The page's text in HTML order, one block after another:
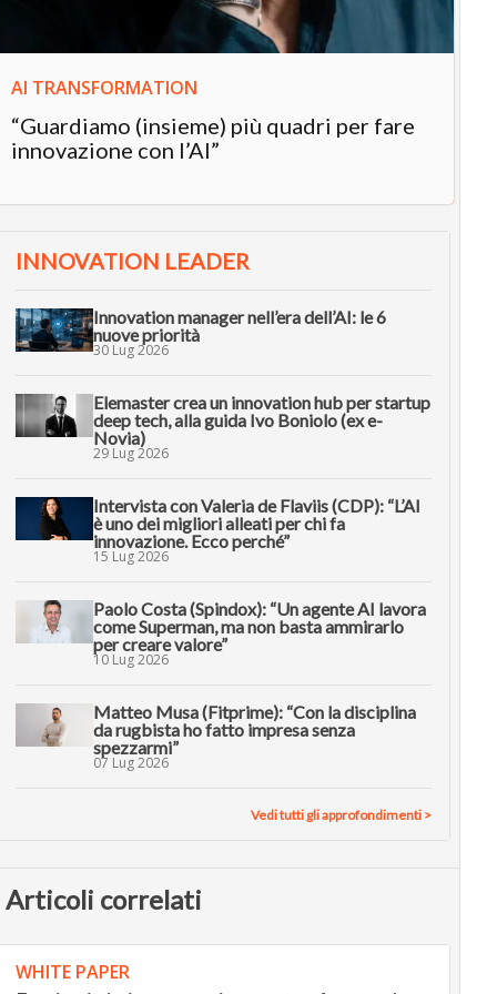
AI TRANSFORMATION
“Guardiamo (insieme) più quadri per fare
innovazione con l’AI”
INNOVATION LEADER
Innovation manager nell’era dell’AI: le 6
nuove priorità
30 Lug 2026
Elemaster crea un innovation hub per startup
deep tech, alla guida Ivo Boniolo (ex e-
Novia)
29 Lug 2026
Intervista con Valeria de Flaviis (CDP): “L’AI
è uno dei migliori alleati per chi fa
innovazione. Ecco perché”
15 Lug 2026
Paolo Costa (Spindox): “Un agente AI lavora
come Superman, ma non basta ammirarlo
per creare valore”
10 Lug 2026
Matteo Musa (Fitprime): “Con la disciplina
da rugbista ho fatto impresa senza
spezzarmi”
07 Lug 2026
Vedi tutti gli approfondimenti >
Articoli correlati
WHITE PAPER